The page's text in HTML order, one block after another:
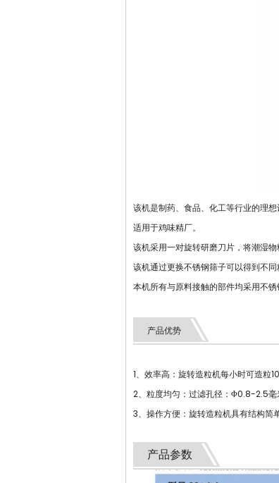
该机是制药、食品、化工等行业的理
适用于鸡味精厂。
该机采用一对旋转研磨刀片，将潮湿
该机通过更换不锈钢筛子可以得到不同
本机所有与原料接触的部件均采用不
产品优势
1、效率高：旋转造粒机每小时可造粒
2、粒度均匀：过滤孔径：Φ0.8-2.5毫
3、操作方便：旋转造粒机具有结构简
产品参数